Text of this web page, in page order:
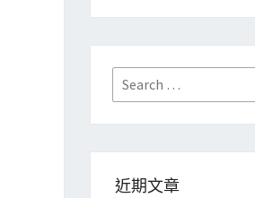
Search
for:
近期文章